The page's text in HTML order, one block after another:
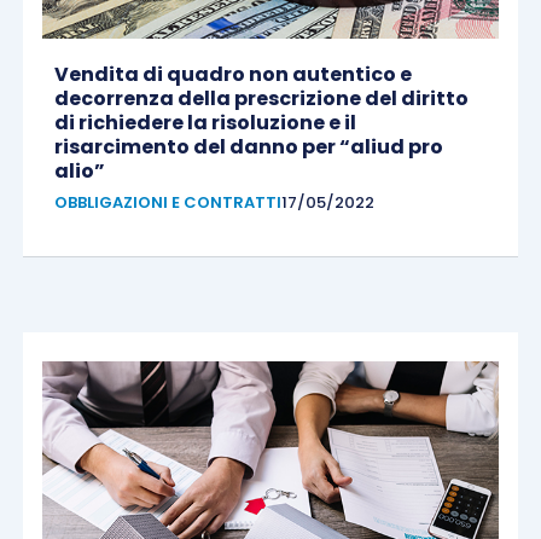
Vendita di quadro non autentico e
decorrenza della prescrizione del diritto
di richiedere la risoluzione e il
risarcimento del danno per “aliud pro
alio”
OBBLIGAZIONI E CONTRATTI17/05/2022